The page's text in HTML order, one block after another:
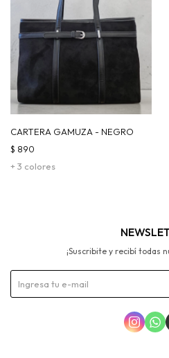
CARTERA GAMUZA - NEGRO
+ 3 colores
$ 890
¡Suscribite y recibí todas
 